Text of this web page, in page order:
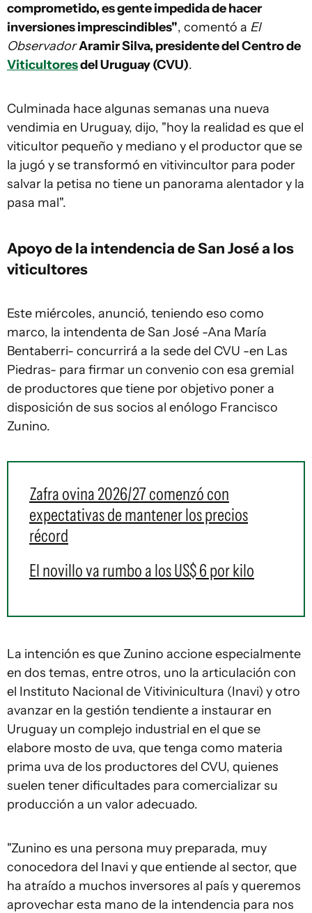
comprometido, es gente impedida de hacer
inversiones imprescindibles", comentó a El
ObservadorAramir Silva, presidente del Centro de
Viticultoresdel Uruguay (CVU).
Culminada hace algunas semanas una nueva
vendimia en Uruguay, dijo, "hoy la realidad es que el
viticultor pequeño y mediano y el productor que se
la jugó y se transformó en vitivincultor para poder
salvar la petisa no tiene un panorama alentador y la
pasa mal".
Apoyo de la intendencia de San José a los
viticultores
Este miércoles, anunció, teniendo eso como
marco, la intendenta de San José -Ana María
Bentaberri- concurrirá a la sede del CVU -en Las
Piedras- para firmar un convenio con esa gremial
de productores que tiene por objetivo poner a
disposición de sus socios al enólogo Francisco
Zunino.
Zafra ovina 2026/27 comenzó con
expectativas de mantener los precios
récord
El novillo va rumbo a los US$ 6 por kilo
La intención es que Zunino accione especialmente
en dos temas, entre otros, uno la articulación con
el Instituto Nacional de Vitivinicultura (Inavi) y otro
avanzar en la gestión tendiente a instaurar en
Uruguay un complejo industrial en el que se
elabore mosto de uva, que tenga como materia
prima uva de los productores del CVU, quienes
suelen tener dificultades para comercializar su
producción a un valor adecuado.
"Zunino es una persona muy preparada, muy
conocedora del Inavi y que entiende al sector, que
ha atraído a muchos inversores al país y queremos
aprovechar esta mano de la intendencia para nos